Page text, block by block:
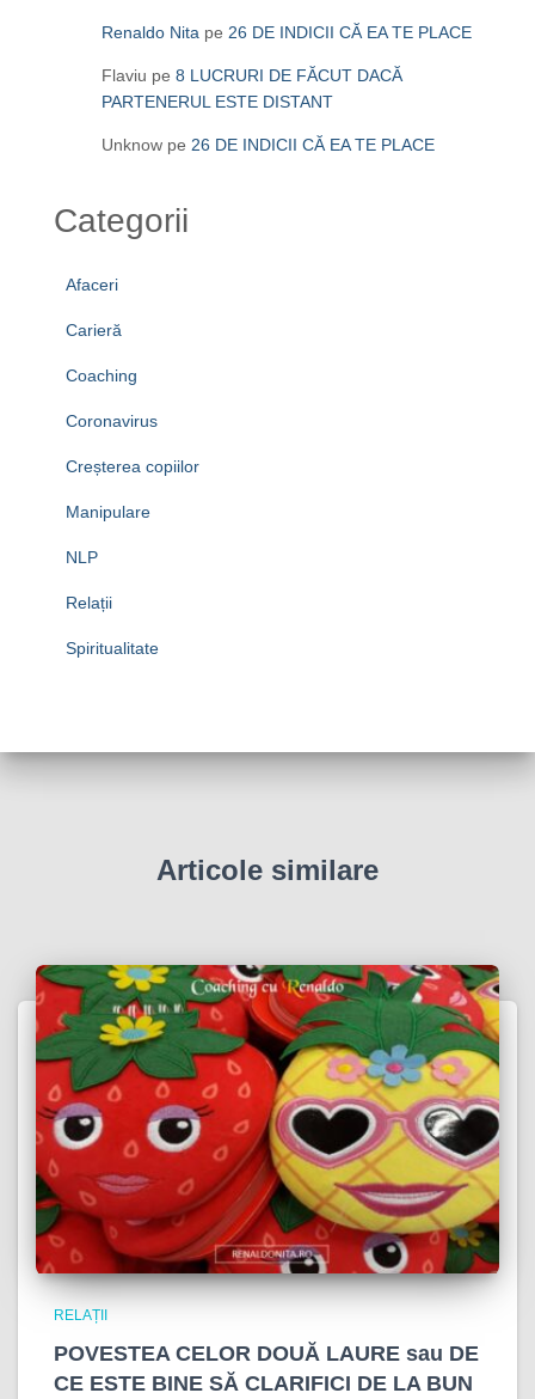
Renaldo Nita pe 26 DE INDICII CĂ EA TE PLACE
Flaviu pe 8 LUCRURI DE FĂCUT DACĂ
PARTENERUL ESTE DISTANT
Unknow pe 26 DE INDICII CĂ EA TE PLACE
Categorii
Afaceri
Carieră
Coaching
Coronavirus
Creșterea copiilor
Manipulare
NLP
Relații
Spiritualitate
Articole similare
RELAȚII
POVESTEA CELOR DOUĂ LAURE sau DE
CE ESTE BINE SĂ CLARIFICI DE LA BUN